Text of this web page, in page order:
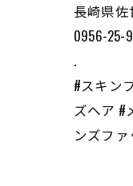
長崎県佐
0956-25-
.
#スキン
ズヘア #
ンズフ